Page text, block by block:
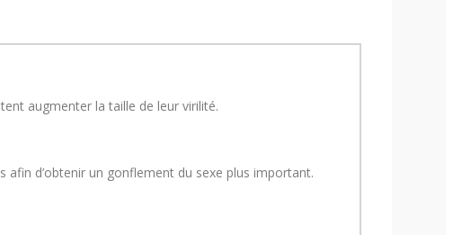
augmenter la taille de leur virilité.
d’obtenir un gonflement du sexe plus important.